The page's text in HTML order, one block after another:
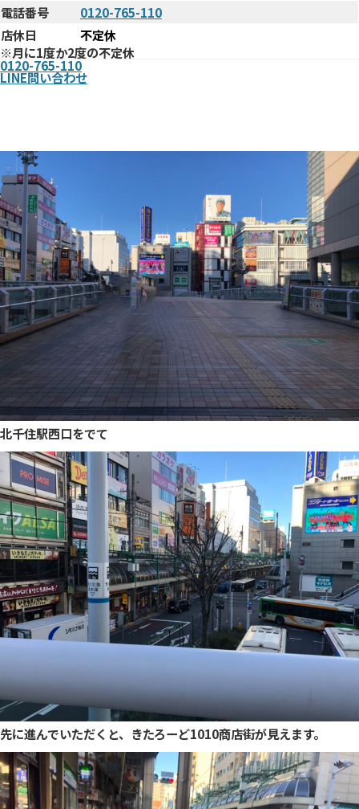
電話番号
0120-765-110
店休日
不定休
※月に1度か2度の不定休
0120-765-110
LINE問い合わせ
北千住駅西口をでて
先に進んでいただくと、きたろーど1010商店街が見えます。